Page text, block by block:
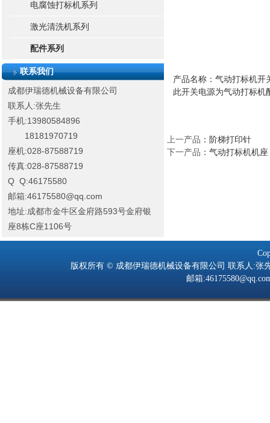
电腐蚀打标机系列
激光清洗机系列
配件系列
联系我们
成都伊瑞德机械设备有限公司
联系人:张先生
手机:13980584896
18181970719
座机:028-87588719
传真:028-87588719
Q Q:46175580
邮箱:46175580@qq.com
地址:成都市金牛区金府路593号金府银
座8栋C座1106号
产品名称：气动打标机开
此开关电源为气动打标机
上一产品 ： 阶梯打印针
下一产品 ： 气动打标机机座
版权所有 © 成都伊瑞德机械设备有限公司 联系人:张先
邮箱